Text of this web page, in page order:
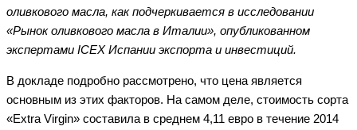
оливкового масла, как подчеркивается в исследовании
«Рынок оливкового масла в Италии», опубликованном
экспертами ICEX Испании экспорта и инвестиций.
В докладе подробно рассмотрено, что цена является
основным из этих факторов. На самом деле, стоимость сорта
«Extra Virgin» составила в среднем 4,11 евро в течение 2014